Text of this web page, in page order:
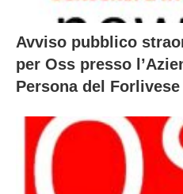
Avviso pubblico
per Oss presso
Persona del Forlivese